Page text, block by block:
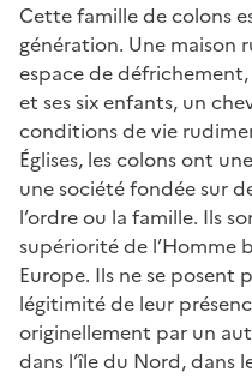
Cette famille de colons
génération. Une maison
espace de
et ses six enfants, un
conditions de vie
Églises, les colons ont
une société fondée sur
l’ordre ou la famille. Ils
supériorité de l’Homme
Europe. Ils ne se posent
légitimité de leur
originellement par un
dans l’île du Nord, dans